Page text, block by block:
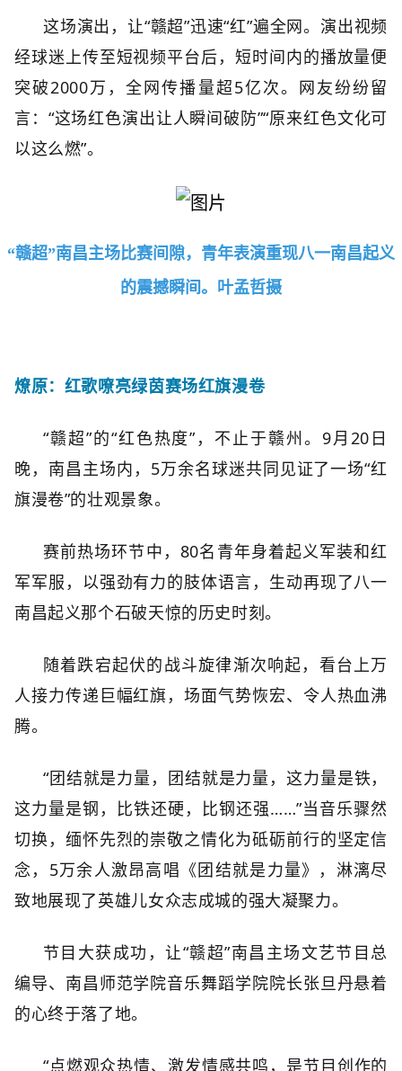
这场演出，让“赣超”迅速“红”遍全网。演出视频
经球迷上传至短视频平台后，短时间内的播放量便
突破2000万，全网传播量超5亿次。网友纷纷留
言：“这场红色演出让人瞬间破防”“原来红色文化可
以这么燃”。
“赣超”南昌主场比赛间隙，青年表演重现八一南昌起义
的震撼瞬间。叶孟哲摄
燎原：红歌嘹亮绿茵赛场红旗漫卷
“赣超”的“红色热度”，不止于赣州。9月20日
晚，南昌主场内，5万余名球迷共同见证了一场“红
旗漫卷”的壮观景象。
赛前热场环节中，80名青年身着起义军装和红
军军服，以强劲有力的肢体语言，生动再现了八一
南昌起义那个石破天惊的历史时刻。
随着跌宕起伏的战斗旋律渐次响起，看台上万
人接力传递巨幅红旗，场面气势恢宏、令人热血沸
腾。
“团结就是力量，团结就是力量，这力量是铁，
这力量是钢，比铁还硬，比钢还强……”当音乐骤然
切换，缅怀先烈的崇敬之情化为砥砺前行的坚定信
念，5万余人激昂高唱《团结就是力量》，淋漓尽
致地展现了英雄儿女众志成城的强大凝聚力。
节目大获成功，让“赣超”南昌主场文艺节目总
编导、南昌师范学院音乐舞蹈学院院长张旦丹悬着
的心终于落了地。
“点燃观众热情、激发情感共鸣，是节目创作的